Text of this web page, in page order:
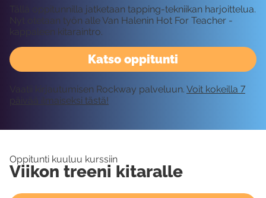
Katso oppitunti
Tällä oppitunnilla jatketaan tapping-tekniikan harjoittelua.
Nyt otetaan työn alle Van Halenin Hot For Teacher -
kappaleen kitaraintro.
Vaatii kirjautumisen Rockway palveluun. Voit kokeilla 7
päivää ilmaiseksi tästä!
Oppitunti kuuluu kurssiin
Viikon treeni kitaralle